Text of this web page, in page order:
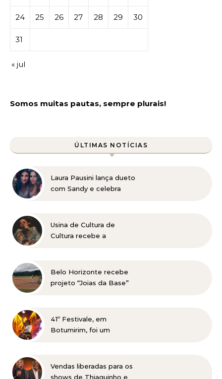
24 25 26 27 28 29 30
31
« jul
Somos muitas pautas, sempre plurais!
ÚLTIMAS NOTÍCIAS
Laura Pausini lança dueto
com Sandy e celebra
Usina de Cultura de
Cultura recebe a
Belo Horizonte recebe
projeto “Joias da Base”
41º Festivale, em
Botumirim, foi um
do Vale do Jequitinhonha
Vendas liberadas para os
shows de Thiaguinho e